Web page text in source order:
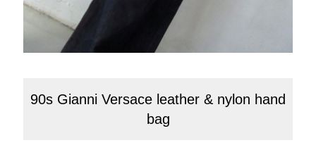
90s Gianni Versace leather & nylon hand
bag